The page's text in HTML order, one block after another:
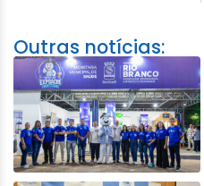
Outras notícias: